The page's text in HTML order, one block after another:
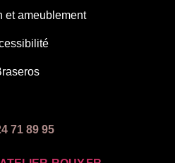
et ameublement
71 89 95